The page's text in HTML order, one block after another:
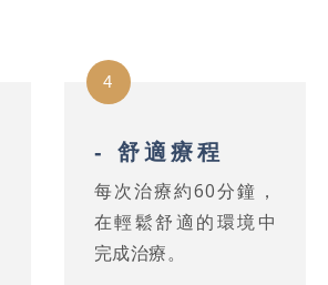
4
- 舒適療程
每次治療約60分鐘，
在輕鬆舒適的環境中
完成治療。